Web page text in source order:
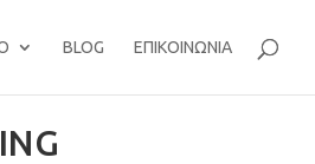
BLOG ΕΠΙΚΟΙΝΩΝΊΑ